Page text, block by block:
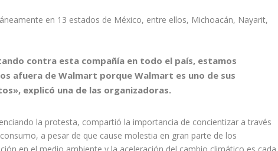
en 13 estados de México, entre ellos, Michoacán, Nayarit,
contra esta compañía en todo el país, estamos
afuera de Walmart porque Walmart es uno de sus
explicó una de las organizadoras.
la protesta, compartió la importancia de concientizar a través
, a pesar de que cause molestia en gran parte de los